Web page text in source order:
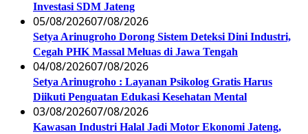
Investasi SDM Jateng
05/08/202607/08/2026
Setya Arinugroho Dorong Sistem Deteksi Dini Industri,
Cegah PHK Massal Meluas di Jawa Tengah
04/08/202607/08/2026
Setya Arinugroho : Layanan Psikolog Gratis Harus
Diikuti Penguatan Edukasi Kesehatan Mental
03/08/202607/08/2026
Kawasan Industri Halal Jadi Motor Ekonomi Jateng,